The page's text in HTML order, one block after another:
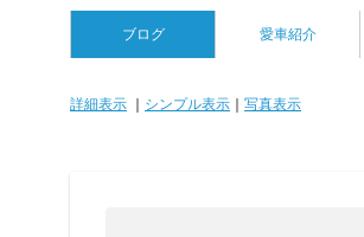
ブログ 愛車紹介
詳細表示 シンプル表示 写真表示